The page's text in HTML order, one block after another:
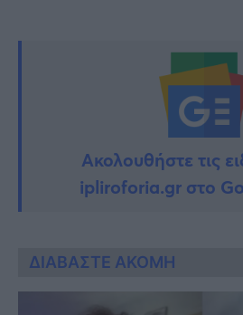
Ακολουθήστε τις
ipliroforia.gr στο
ΔΙΑΒΑΣΤΕ ΑΚΟΜΗ